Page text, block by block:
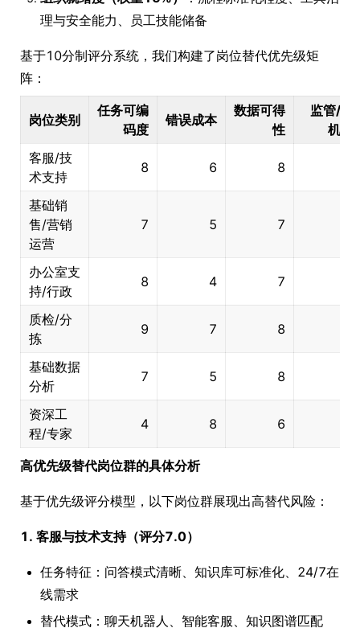
理与安全能力、员工技能储备
基于10分制评分系统，我们构建了岗位替代优先级矩
阵：
岗位类别
任务可编
码度
错误成本
数据可得
性
监管/人
机比
客服/技
术支持
8 6 8
基础销
售/营销
运营
7 5 7
办公室支
持/行政
8 4 7
质检/分
拣
9 7 8
基础数据
分析
7 5 8
资深工
程/专家
4 8 6
高优先级替代岗位群的具体分析
基于优先级评分模型，以下岗位群展现出高替代风险：
1. 客服与技术支持（评分7.0）
任务特征：问答模式清晰、知识库可标准化、24/7在
线需求
替代模式：聊天机器人、智能客服、知识图谱匹配